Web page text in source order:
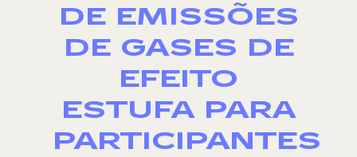
DE EMISSÕES
DE GASES DE
EFEITO
ESTUFA PARA
PARTICIPANTES